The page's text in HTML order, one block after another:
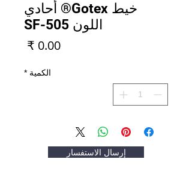
خيط Gotex® أحادي
اللون SF-505
الكمية *
إرسال الاستفسار